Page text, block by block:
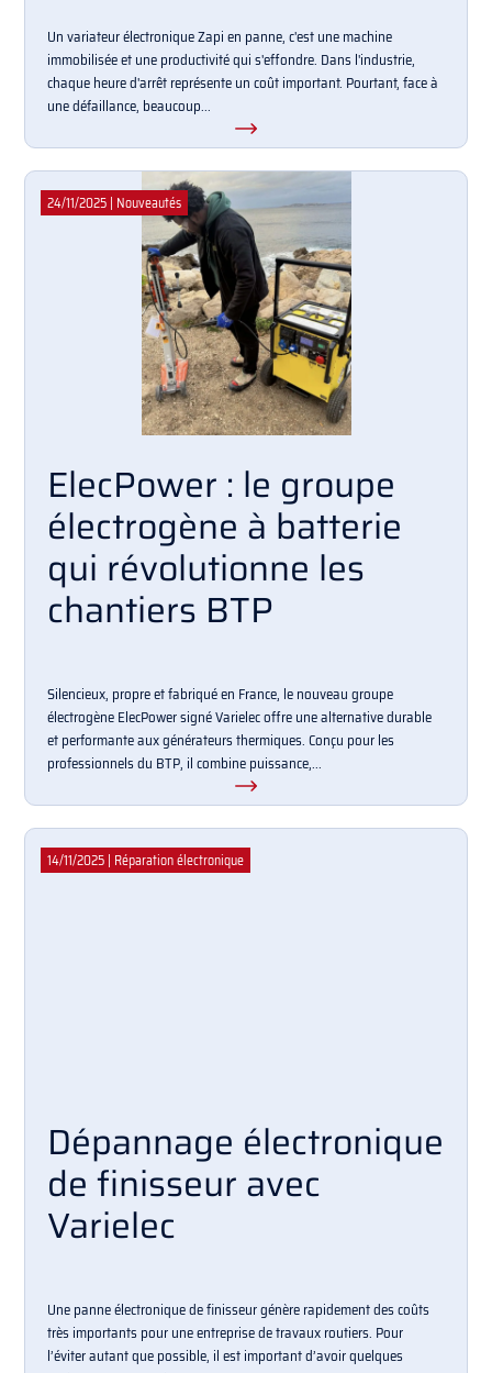
Un variateur électronique Zapi en panne, c'est une machine
immobilisée et une productivité qui s'effondre. Dans l'industrie,
chaque heure d'arrêt représente un coût important. Pourtant, face à
une défaillance, beaucoup...
24/11/2025 | Nouveautés
ElecPower : le groupe
électrogène à batterie
qui révolutionne les
chantiers BTP
Silencieux, propre et fabriqué en France, le nouveau groupe
électrogène ElecPower signé Varielec offre une alternative durable
et performante aux générateurs thermiques. Conçu pour les
professionnels du BTP, il combine puissance,...
14/11/2025 | Réparation électronique
Dépannage électronique
de finisseur avec
Varielec
Une panne électronique de finisseur génère rapidement des coûts
très importants pour une entreprise de travaux routiers. Pour
l’éviter autant que possible, il est important d’avoir quelques